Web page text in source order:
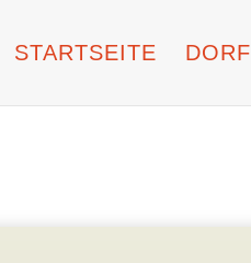
STARTSEITE DORF